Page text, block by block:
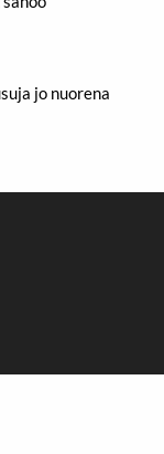
jo nuorena